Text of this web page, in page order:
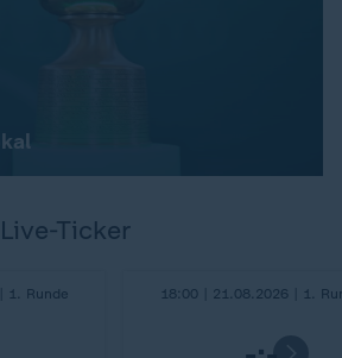
Ticker
1. Runde 18:00 | 21.08.2026 | 1.